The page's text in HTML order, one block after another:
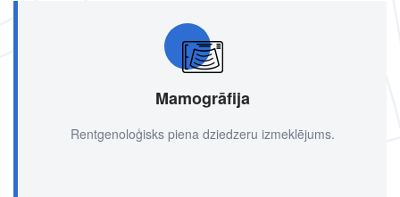
Mamogrāfija
Rentgenoloģisks piena dziedzeru izmeklējums.